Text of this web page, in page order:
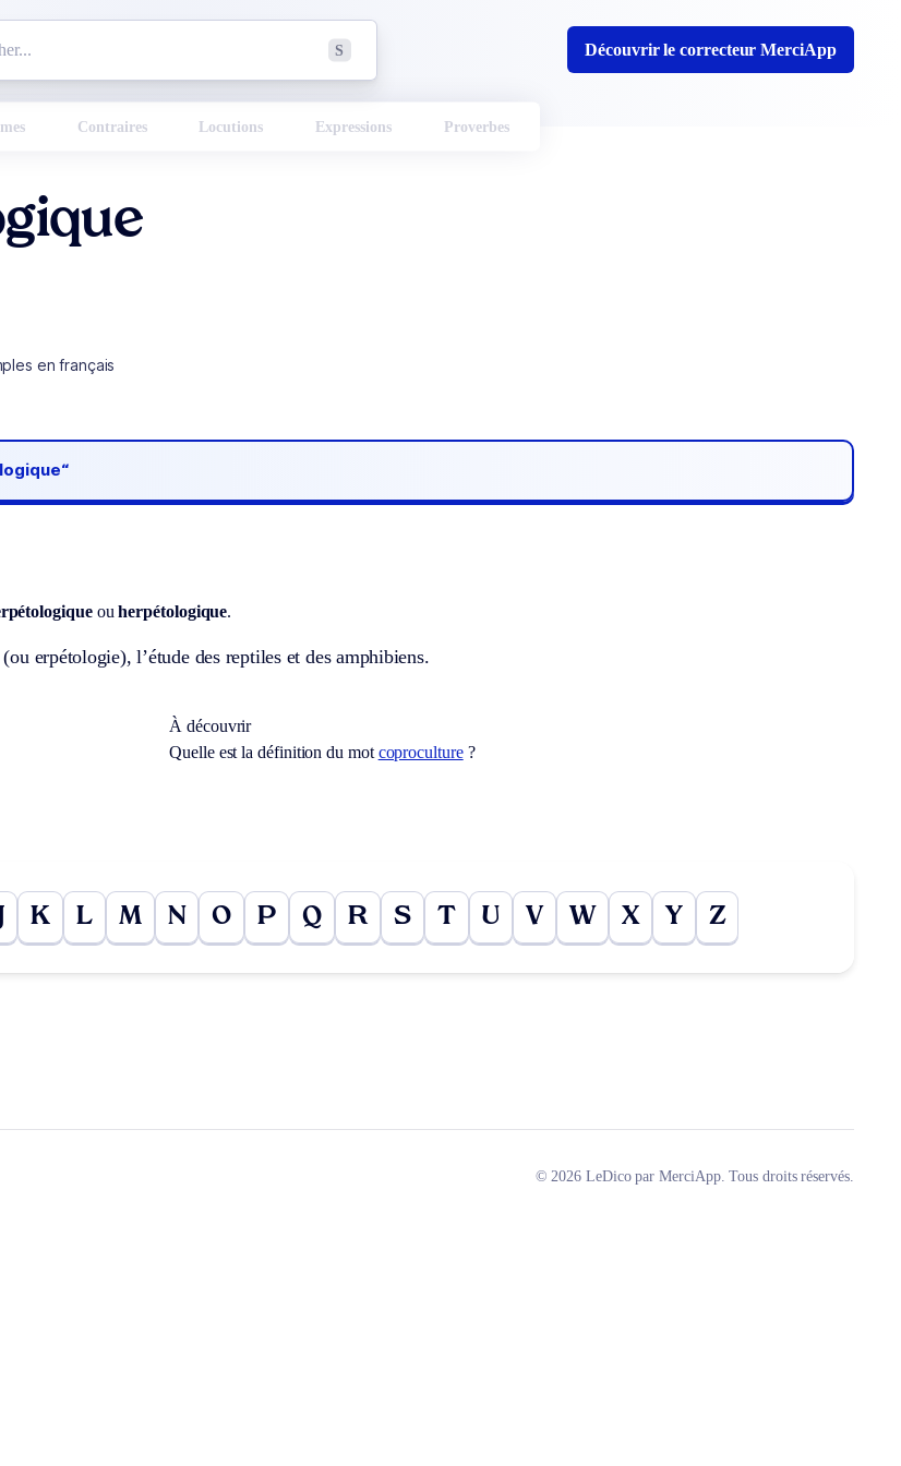
S Découvrir le correcteur MerciApp
Contraires Locutions Expressions Proverbes
en français
ouherpétologique.
erpétologie), l’étude des reptiles et des amphibiens.
À découvrir
Quelle est la définition du mot coproculture?
K L M N O P Q R S T U V W X Y Z
© 2026 LeDico par MerciApp. Tous droits réservés.